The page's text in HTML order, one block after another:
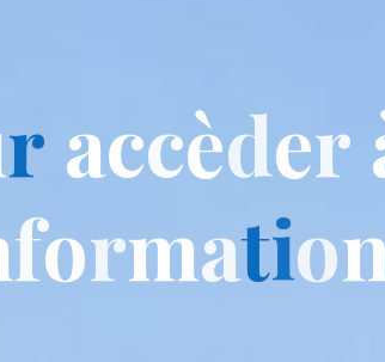
r accèder
formation